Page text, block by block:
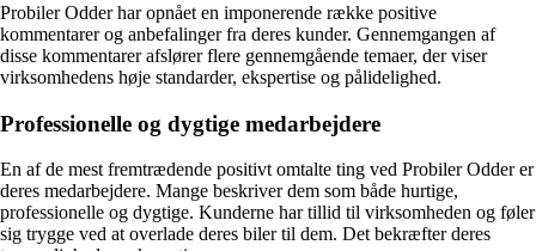
Probiler Odder har opnået en imponerende række positive
kommentarer og anbefalinger fra deres kunder. Gennemgangen af
disse kommentarer afslører flere gennemgående temaer, der viser
virksomhedens høje standarder, ekspertise og pålidelighed.
Professionelle og dygtige medarbejdere
En af de mest fremtrædende positivt omtalte ting ved Probiler Odder er
deres medarbejdere. Mange beskriver dem som både hurtige,
professionelle og dygtige. Kunderne har tillid til virksomheden og føler
sig trygge ved at overlade deres biler til dem. Det bekræfter deres